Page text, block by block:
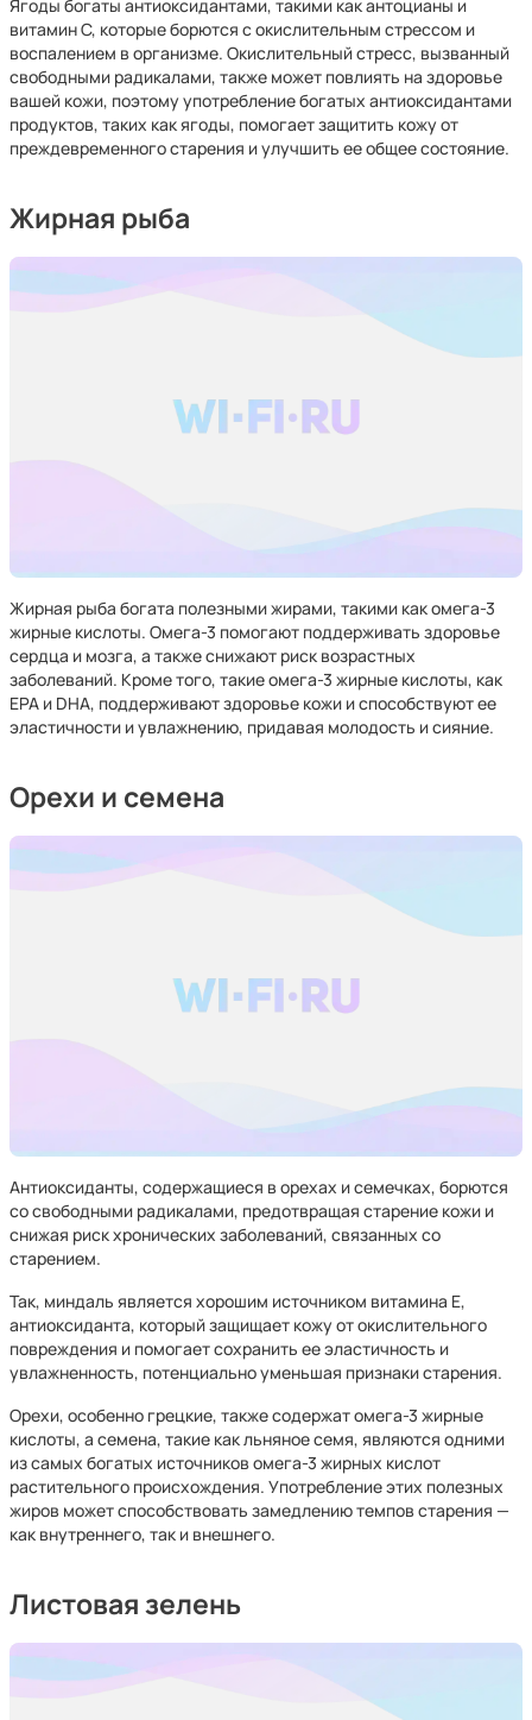
Ягоды богаты антиоксидантами, такими как антоцианы и
витамин С, которые борются с окислительным стрессом и
воспалением в организме. Окислительный стресс, вызванный
свободными радикалами, также может повлиять на здоровье
вашей кожи, поэтому употребление богатых антиоксидантами
продуктов, таких как ягоды, помогает защитить кожу от
преждевременного старения и улучшить ее общее состояние.
Жирная рыба
Жирная рыба богата полезными жирами, такими как омега-3
жирные кислоты. Омега-3 помогают поддерживать здоровье
сердца и мозга, а также снижают риск возрастных
заболеваний. Кроме того, такие омега-3 жирные кислоты, как
EPA и DHA, поддерживают здоровье кожи и способствуют ее
эластичности и увлажнению, придавая молодость и сияние.
Орехи и семена
Антиоксиданты, содержащиеся в орехах и семечках, борются
со свободными радикалами, предотвращая старение кожи и
снижая риск хронических заболеваний, связанных со
старением.
Так, миндаль является хорошим источником витамина Е,
антиоксиданта, который защищает кожу от окислительного
повреждения и помогает сохранить ее эластичность и
увлажненность, потенциально уменьшая признаки старения.
Орехи, особенно грецкие, также содержат омега-3 жирные
кислоты, а семена, такие как льняное семя, являются одними
из самых богатых источников омега-3 жирных кислот
растительного происхождения. Употребление этих полезных
жиров может способствовать замедлению темпов старения —
как внутреннего, так и внешнего.
Листовая зелень